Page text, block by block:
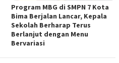
Program MBG di SMPN 7 Kota
Bima Berjalan Lancar, Kepala
Sekolah Berharap Terus
Berlanjut dengan Menu
Bervariasi